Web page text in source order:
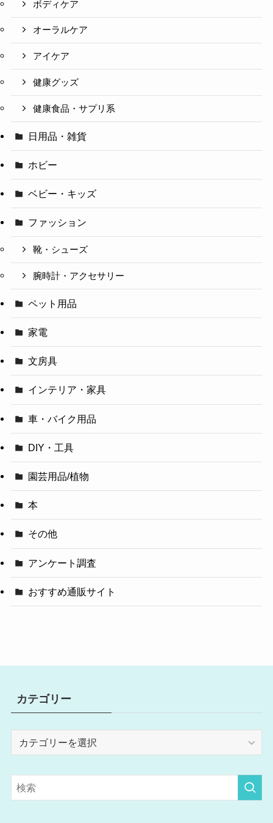
ボディケア
オーラルケア
アイケア
健康グッズ
健康食品・サプリ系
日用品・雑貨
ホビー
ベビー・キッズ
ファッション
靴・シューズ
腕時計・アクセサリー
ペット用品
家電
文房具
インテリア・家具
車・バイク用品
DIY・工具
園芸用品/植物
本
その他
アンケート調査
おすすめ通販サイト
カテゴリー
リ
ー